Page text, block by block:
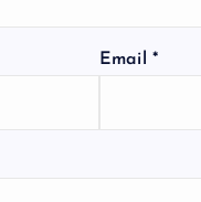
Email *